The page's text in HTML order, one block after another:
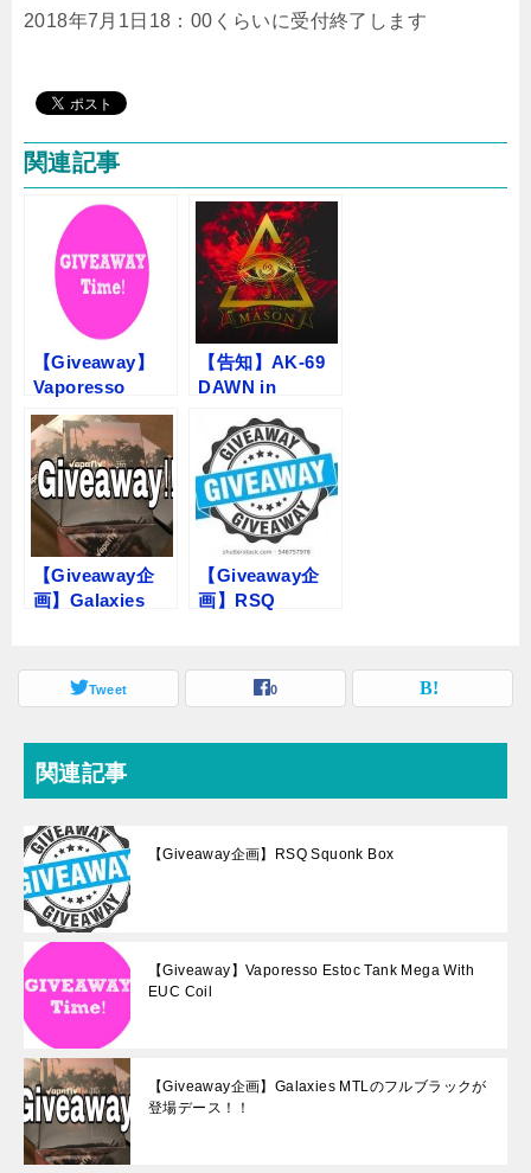
2018年7月1日18：00くらいに受付終了します
関連記事
【Giveaway】
Vaporesso
Estoc Tank
Mega With EUC
Coil
【告知】AK-69
DAWN in
WELLが
【Giveaway企
画】Galaxies
ス！！
【Giveaway企
画】RSQ
Tweet 0
関連記事
【Giveaway企画】RSQ Squonk Box
【Giveaway】Vaporesso Estoc Tank Mega With
EUC Coil
【Giveaway企画】Galaxies MTLのフルブラックが
登場デース！！